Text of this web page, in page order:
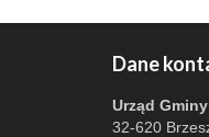
Dane
Urząd
32-620